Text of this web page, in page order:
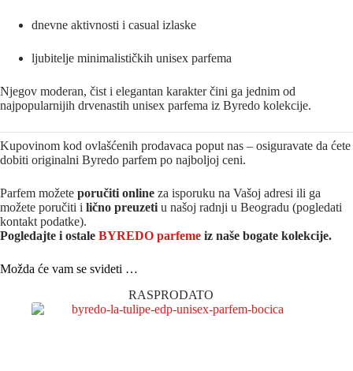
dnevne aktivnosti i casual izlaske
ljubitelje minimalističkih unisex parfema
Njegov moderan, čist i elegantan karakter čini ga jednim od
najpopularnijih drvenastih unisex parfema iz Byredo kolekcije.
Kupovinom kod ovlašćenih prodavaca poput nas – osiguravate da ćete
dobiti originalni Byredo parfem po najboljoj ceni.
Parfem možete poručiti online za isporuku na Vašoj adresi ili ga
možete poručiti i lično preuzeti u našoj radnji u Beogradu (pogledati
kontakt podatke).
Pogledajte i ostale BYREDO parfeme iz naše bogate kolekcije.
Možda će vam se svideti …
RASPRODATO